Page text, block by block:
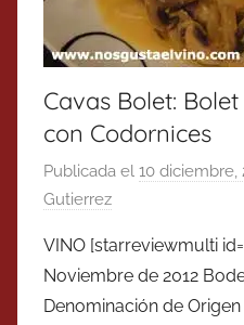
Cavas Bolet:
con Codornices
Publicada el 10 diciembre,
Gutierrez
VINO [starreviewmulti
Noviembre de 2012
Denominación de